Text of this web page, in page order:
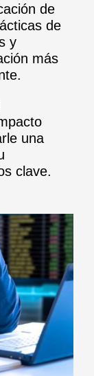
de
de
y
más
una
clave.